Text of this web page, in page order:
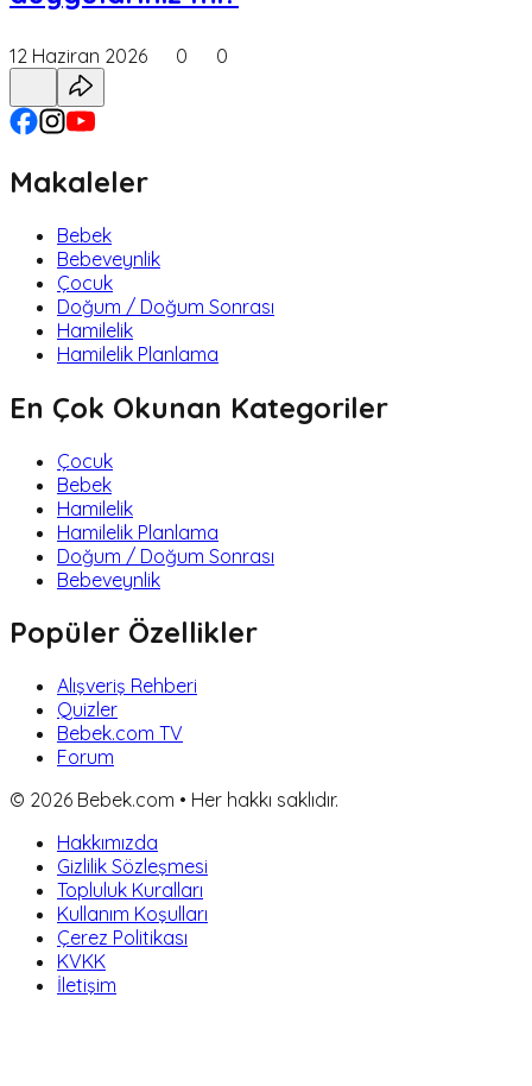
12 Haziran 2026 0 0
Makaleler
Bebek
Bebeveynlik
Çocuk
Doğum / Doğum Sonrası
Hamilelik
Hamilelik Planlama
En Çok Okunan Kategoriler
Çocuk
Bebek
Hamilelik
Hamilelik Planlama
Doğum / Doğum Sonrası
Bebeveynlik
Popüler Özellikler
Alışveriş Rehberi
Quizler
Bebek.com TV
Forum
© 2026 Bebek.com • Her hakkı saklıdır.
Hakkımızda
Gizlilik Sözleşmesi
Topluluk Kuralları
Kullanım Koşulları
Çerez Politikası
KVKK
İletişim